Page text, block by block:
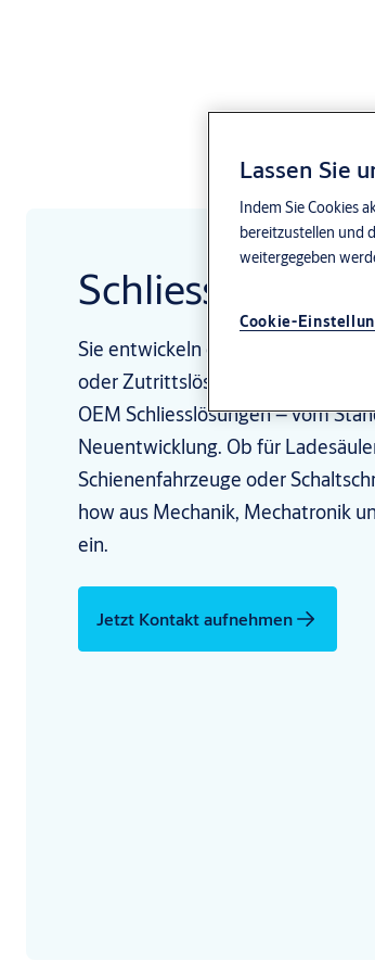
Sie entwickeln oder fertigen
oder Zutrittslösung benötigen?
OEM Schliesslösungen – vom
Neuentwicklung. Ob für
Schienenfahrzeuge oder
how aus Mechanik, Mechatronik
ein.
Jetzt Kontakt aufnehmen
Lassen Sie
Indem Sie Cookies
bereitzustellen und
weitergegeben
Cookie-